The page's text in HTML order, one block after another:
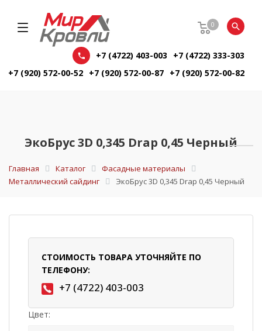
0
+7 (4722) 403-003
+7 (4722) 333-303
+7 (920) 572-00-52 +7 (920) 572-00-87 +7 (920) 572-00-82
ЭкоБрус 3D 0,345 Drap 0,45 Черный
Главная Каталог
Фасадные материалы
Металлический сайдинг
ЭкоБрус 3D 0,345 Drap 0,45 Черный
СТОИМОСТЬ ТОВАРА УТОЧНЯЙТЕ ПО
ТЕЛЕФОНУ:
+7 (4722) 403-003
Цвет: